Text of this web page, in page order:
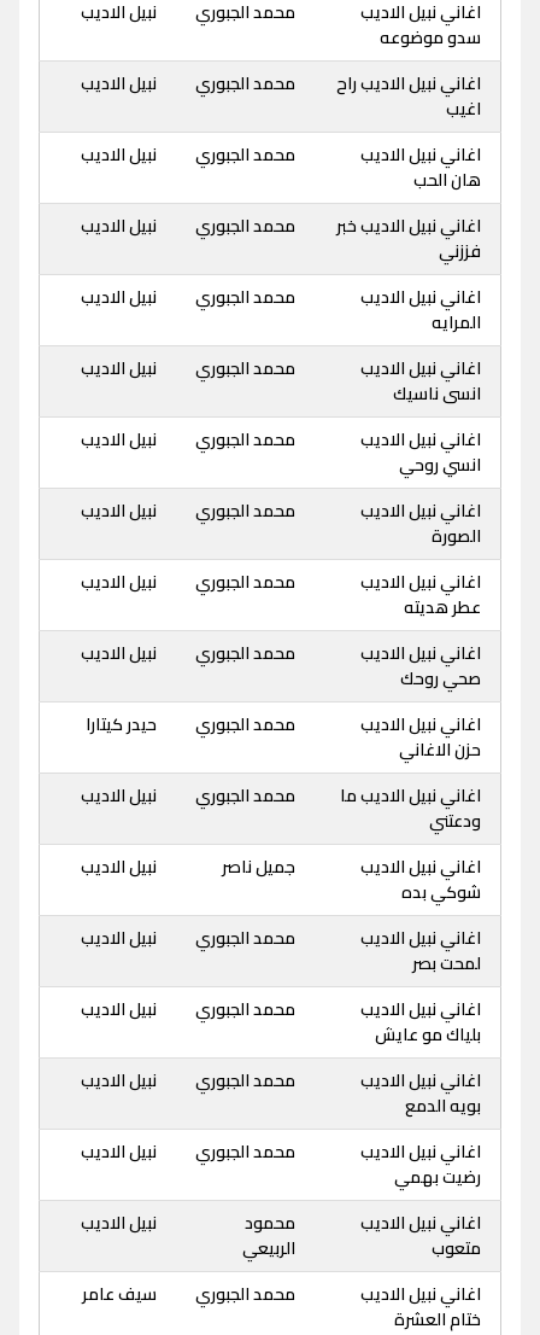
اغاني نبيل الاديب
سدو موضوعه
محمد الجبوري نبيل الاديب
اغاني نبيل الاديب راح
اغيب
محمد الجبوري نبيل الاديب
اغاني نبيل الاديب
هان الحب
محمد الجبوري نبيل الاديب
اغاني نبيل الاديب خبر
فززني
محمد الجبوري نبيل الاديب
اغاني نبيل الاديب
المرايه
محمد الجبوري نبيل الاديب
اغاني نبيل الاديب
انسى ناسيك
محمد الجبوري نبيل الاديب
اغاني نبيل الاديب
انسي روحي
محمد الجبوري نبيل الاديب
اغاني نبيل الاديب
الصورة
محمد الجبوري نبيل الاديب
اغاني نبيل الاديب
عطر هديته
محمد الجبوري نبيل الاديب
اغاني نبيل الاديب
صحي روحك
محمد الجبوري نبيل الاديب
اغاني نبيل الاديب
حزن الاغاني
محمد الجبوري حيدر كيتارا
اغاني نبيل الاديب ما
ودعتني
محمد الجبوري نبيل الاديب
اغاني نبيل الاديب
شوكي بده
جميل ناصر نبيل الاديب
اغاني نبيل الاديب
لمحت بصر
محمد الجبوري نبيل الاديب
اغاني نبيل الاديب
بلياك مو عايش
محمد الجبوري نبيل الاديب
اغاني نبيل الاديب
بويه الدمع
محمد الجبوري نبيل الاديب
اغاني نبيل الاديب
رضيت بهمي
محمد الجبوري نبيل الاديب
اغاني نبيل الاديب
متعوب
محمود
الربيعي
نبيل الاديب
اغاني نبيل الاديب
ختام العشرة
محمد الجبوري سيف عامر